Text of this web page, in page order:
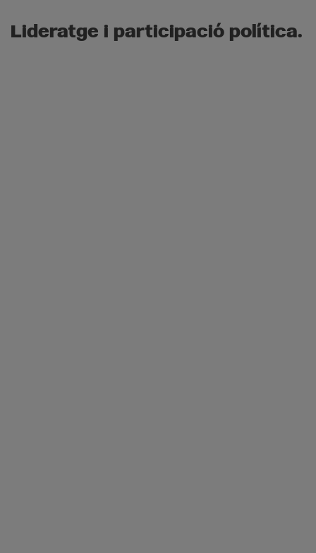
Lideratge i participació política.